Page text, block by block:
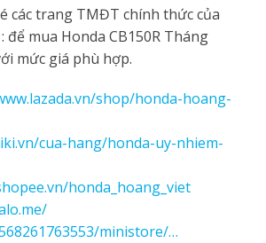
các trang TMĐT chính thức của
để mua Honda CB150R Tháng
mức giá phù hợp.
shop/honda-hoang-
cua-hang/honda-uy-nhiem-
honda_hoang_viet
ministore/…